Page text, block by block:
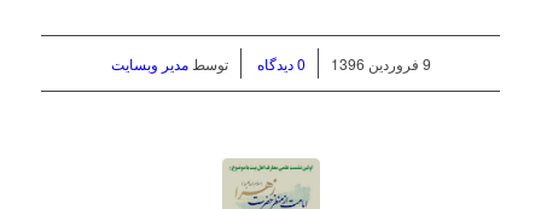
9 فروردین 1396 / 0 دیدگاه توسطمدیر وبسایت